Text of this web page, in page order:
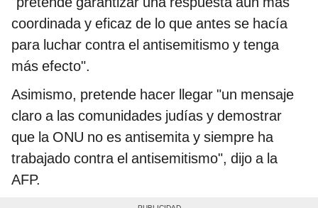
coordinada y eficaz de lo que antes se hacía
para luchar contra el antisemitismo y tenga
más efecto".
Asimismo, pretende hacer llegar "un mensaje
claro a las comunidades judías y demostrar
que la ONU no es antisemita y siempre ha
trabajado contra el antisemitismo", dijo a la
AFP.